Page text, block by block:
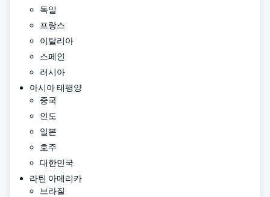
독일
프랑스
이탈리아
스페인
러시아
아시아 태평양
중국
인도
일본
호주
대한민국
라틴 아메리카
브라질